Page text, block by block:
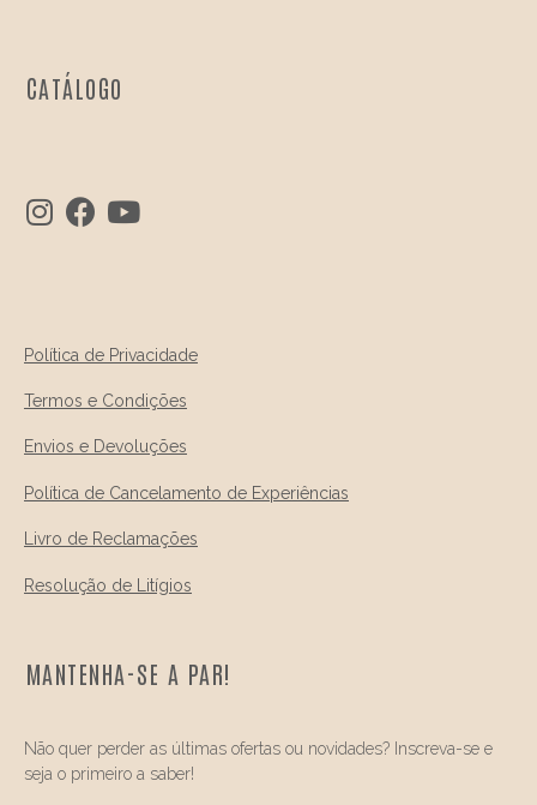
CATÁLOGO
Política de Privacidade
Termos e Condições
Envios e Devoluções
Política de Cancelamento de Experiências
Livro de Reclamações
Resolução de Litígios
MANTENHA-SE A PAR!
Não quer perder as últimas ofertas ou novidades? Inscreva-se e
seja o primeiro a saber!